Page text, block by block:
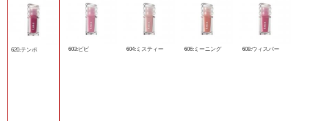
620:テンポ 603:ビビ 604:ミスティー 606:ミーニング 608:ウィスパー